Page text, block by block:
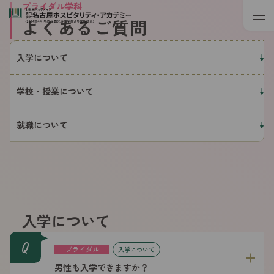
ブライダル学科
よくあるご質問
入学について
学校・授業について
就職について
入学について
Q ブライダル 入学について
男性も入学できますか？